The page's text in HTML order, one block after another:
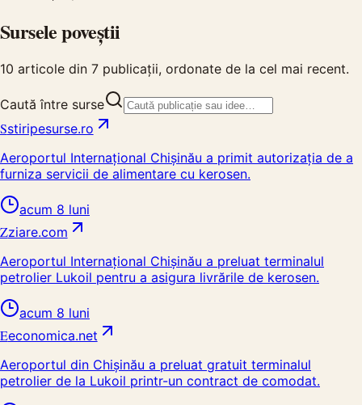
Sursele poveștii
10 articole din 7 publicații, ordonate de la cel mai recent.
Caută între surse
Sstiripesurse.ro
Aeroportul Internațional Chișinău a primit autorizația de a
furniza servicii de alimentare cu kerosen.
acum 8 luni
Zziare.com
Aeroportul Internațional Chișinău a preluat terminalul
petrolier Lukoil pentru a asigura livrările de kerosen.
acum 8 luni
Eeconomica.net
Aeroportul din Chișinău a preluat gratuit terminalul
petrolier de la Lukoil printr-un contract de comodat.